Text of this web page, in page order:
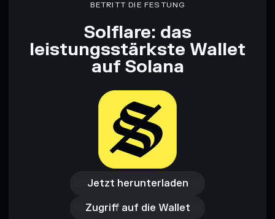
BETRITT DIE FESTUNG
Solflare: das
leistungsstärkste Wallet
auf Solana
Jetzt herunterladen
Jetzt herunterladen
Zugriff auf die Wallet
Zugriff auf die Wallet